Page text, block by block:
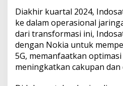
Diakhir kuartal 2024,
ke dalam operasional
dari transformasi ini,
dengan Nokia untuk
5G, memanfaatkan
meningkatkan cakupan dan